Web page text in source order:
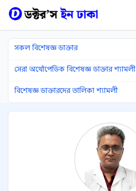
সকল বিশেষজ্ঞ ডাক্তার
সেরা অর্থোপেডিক বিশেষজ্ঞ ডাক্তার শ্যামলী
বিশেষজ্ঞ ডাক্তারদের তালিকা শ্যামলী